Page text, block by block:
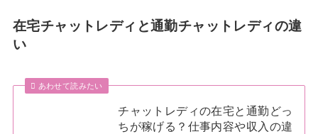
在宅チャットレディと通勤チャットレディの違
い
あわせて読みたい
チャットレディの在宅と通勤どっ
ちが稼げる？仕事内容や収入の違